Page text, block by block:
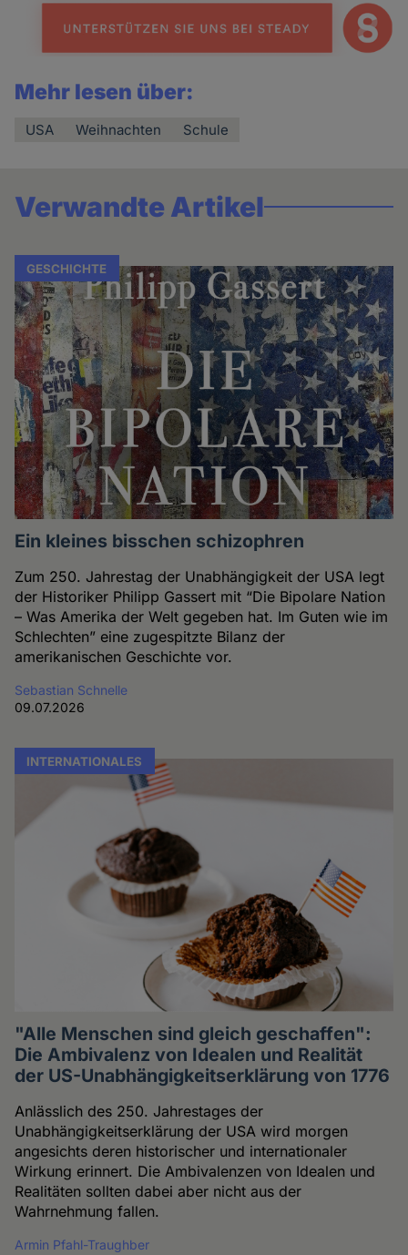
Mehr lesen über:
USA Weihnachten Schule
Verwandte Artikel
GESCHICHTE
Ein kleines bisschen schizophren
Zum 250. Jahrestag der Unabhängigkeit der USA legt
der Historiker Philipp Gassert mit “Die Bipolare Nation
– Was Amerika der Welt gegeben hat. Im Guten wie im
Schlechten” eine zugespitzte Bilanz der
amerikanischen Geschichte vor.
Sebastian Schnelle
09.07.2026
INTERNATIONALES
"Alle Menschen sind gleich geschaffen":
Die Ambivalenz von Idealen und Realität
der US-Unabhängigkeitserklärung von 1776
Anlässlich des 250. Jahrestages der
Unabhängigkeitserklärung der USA wird morgen
angesichts deren historischer und internationaler
Wirkung erinnert. Die Ambivalenzen von Idealen und
Realitäten sollten dabei aber nicht aus der
Wahrnehmung fallen.
Armin Pfahl-Traughber